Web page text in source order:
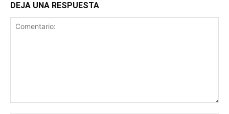
DEJA UNA RESPUESTA